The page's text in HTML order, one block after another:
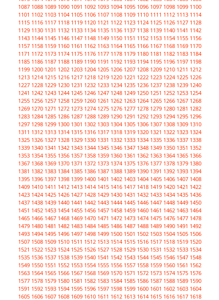
1087 1088 1089 1090 1091 1092 1093 1094 1095 1096 1097 1098 1099 1100
1101 1102 1103 1104 1105 1106 1107 1108 1109 1110 1111 1112 1113 1114
1115 1116 1117 1118 1119 1120 1121 1122 1123 1124 1125 1126 1127 1128
1129 1130 1131 1132 1133 1134 1135 1136 1137 1138 1139 1140 1141 1142
1143 1144 1145 1146 1147 1148 1149 1150 1151 1152 1153 1154 1155 1156
1157 1158 1159 1160 1161 1162 1163 1164 1165 1166 1167 1168 1169 1170
1171 1172 1173 1174 1175 1176 1177 1178 1179 1180 1181 1182 1183 1184
1185 1186 1187 1188 1189 1190 1191 1192 1193 1194 1195 1196 1197 1198
1199 1200 1201 1202 1203 1204 1205 1206 1207 1208 1209 1210 1211 1212
1213 1214 1215 1216 1217 1218 1219 1220 1221 1222 1223 1224 1225 1226
1227 1228 1229 1230 1231 1232 1233 1234 1235 1236 1237 1238 1239 1240
1241 1242 1243 1244 1245 1246 1247 1248 1249 1250 1251 1252 1253 1254
1255 1256 1257 1258 1259 1260 1261 1262 1263 1264 1265 1266 1267 1268
1269 1270 1271 1272 1273 1274 1275 1276 1277 1278 1279 1280 1281 1282
1283 1284 1285 1286 1287 1288 1289 1290 1291 1292 1293 1294 1295 1296
1297 1298 1299 1300 1301 1302 1303 1304 1305 1306 1307 1308 1309 1310
1311 1312 1313 1314 1315 1316 1317 1318 1319 1320 1321 1322 1323 1324
1325 1326 1327 1328 1329 1330 1331 1332 1333 1334 1335 1336 1337 1338
1339 1340 1341 1342 1343 1344 1345 1346 1347 1348 1349 1350 1351 1352
1353 1354 1355 1356 1357 1358 1359 1360 1361 1362 1363 1364 1365 1366
1367 1368 1369 1370 1371 1372 1373 1374 1375 1376 1377 1378 1379 1380
1381 1382 1383 1384 1385 1386 1387 1388 1389 1390 1391 1392 1393 1394
1395 1396 1397 1398 1399 1400 1401 1402 1403 1404 1405 1406 1407 1408
1409 1410 1411 1412 1413 1414 1415 1416 1417 1418 1419 1420 1421 1422
1423 1424 1425 1426 1427 1428 1429 1430 1431 1432 1433 1434 1435 1436
1437 1438 1439 1440 1441 1442 1443 1444 1445 1446 1447 1448 1449 1450
1451 1452 1453 1454 1455 1456 1457 1458 1459 1460 1461 1462 1463 1464
1465 1466 1467 1468 1469 1470 1471 1472 1473 1474 1475 1476 1477 1478
1479 1480 1481 1482 1483 1484 1485 1486 1487 1488 1489 1490 1491 1492
1493 1494 1495 1496 1497 1498 1499 1500 1501 1502 1503 1504 1505 1506
1507 1508 1509 1510 1511 1512 1513 1514 1515 1516 1517 1518 1519 1520
1521 1522 1523 1524 1525 1526 1527 1528 1529 1530 1531 1532 1533 1534
1535 1536 1537 1538 1539 1540 1541 1542 1543 1544 1545 1546 1547 1548
1549 1550 1551 1552 1553 1554 1555 1556 1557 1558 1559 1560 1561 1562
1563 1564 1565 1566 1567 1568 1569 1570 1571 1572 1573 1574 1575 1576
1577 1578 1579 1580 1581 1582 1583 1584 1585 1586 1587 1588 1589 1590
1591 1592 1593 1594 1595 1596 1597 1598 1599 1600 1601 1602 1603 1604
1605 1606 1607 1608 1609 1610 1611 1612 1613 1614 1615 1616 1617 1618